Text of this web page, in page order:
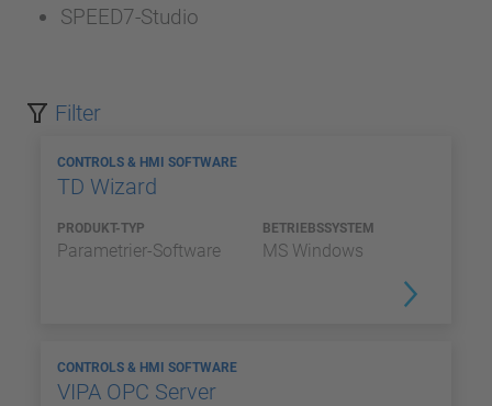
SPEED7-Studio
Filter
CONTROLS & HMI SOFTWARE
TD Wizard
PRODUKT-TYP
Parametrier-Software
BETRIEBSSYSTEM
MS Windows
CONTROLS & HMI SOFTWARE
VIPA OPC Server